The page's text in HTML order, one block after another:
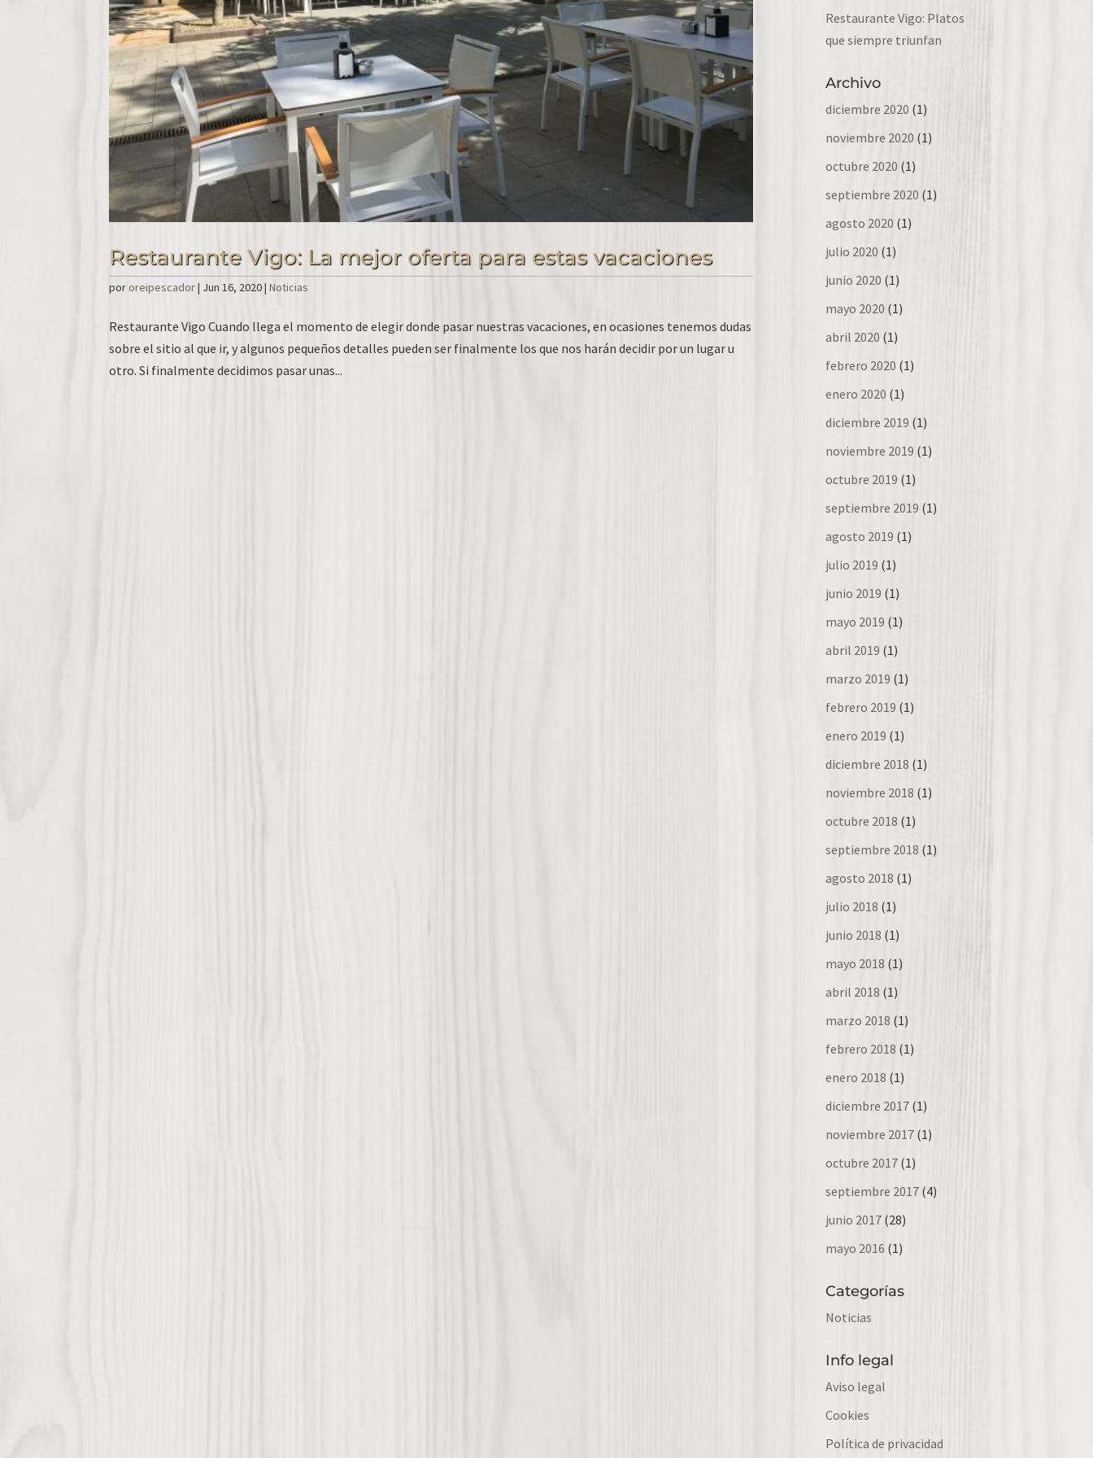
Restaurante Vigo: La mejor oferta para estas vacaciones
por oreipescador| Jun 16, 2020|Noticias
Restaurante Vigo Cuando llega el momento de elegir donde pasar nuestras vacaciones, en ocasiones tenemos dudas
sobre el sitio al que ir, y algunos pequeños detalles pueden ser finalmente los que nos harán decidir por un lugar u
otro. Si finalmente decidimos pasar unas...
Restaurante Vigo: Platos
que siempre triunfan
Archivo
diciembre 2020 (1)
noviembre 2020 (1)
octubre 2020 (1)
septiembre 2020 (1)
agosto 2020 (1)
julio 2020 (1)
junio 2020 (1)
mayo 2020 (1)
abril 2020 (1)
febrero 2020 (1)
enero 2020 (1)
diciembre 2019 (1)
noviembre 2019 (1)
octubre 2019 (1)
septiembre 2019 (1)
agosto 2019 (1)
julio 2019 (1)
junio 2019 (1)
mayo 2019 (1)
abril 2019 (1)
marzo 2019 (1)
febrero 2019 (1)
enero 2019 (1)
diciembre 2018 (1)
noviembre 2018 (1)
octubre 2018 (1)
septiembre 2018 (1)
agosto 2018 (1)
julio 2018 (1)
junio 2018 (1)
mayo 2018 (1)
abril 2018 (1)
marzo 2018 (1)
febrero 2018 (1)
enero 2018 (1)
diciembre 2017 (1)
noviembre 2017 (1)
octubre 2017 (1)
septiembre 2017 (4)
junio 2017 (28)
mayo 2016 (1)
Categorías
Noticias
Info legal
Aviso legal
Cookies
Política de privacidad